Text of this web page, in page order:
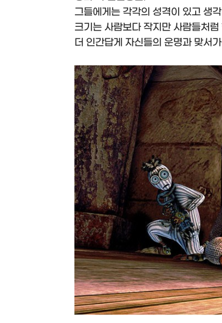
그들에게는 각각의 성격이 있고 생
크기는 사람보다 작지만 사람들처
더 인간답게 자신들의 운명과 맞서